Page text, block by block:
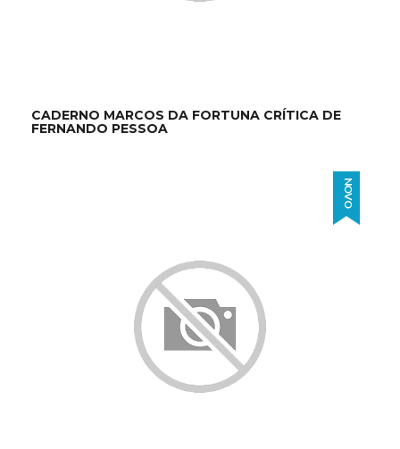
CADERNO MARCOS DA FORTUNA CRÍTICA DE
FERNANDO PESSOA
NOVO